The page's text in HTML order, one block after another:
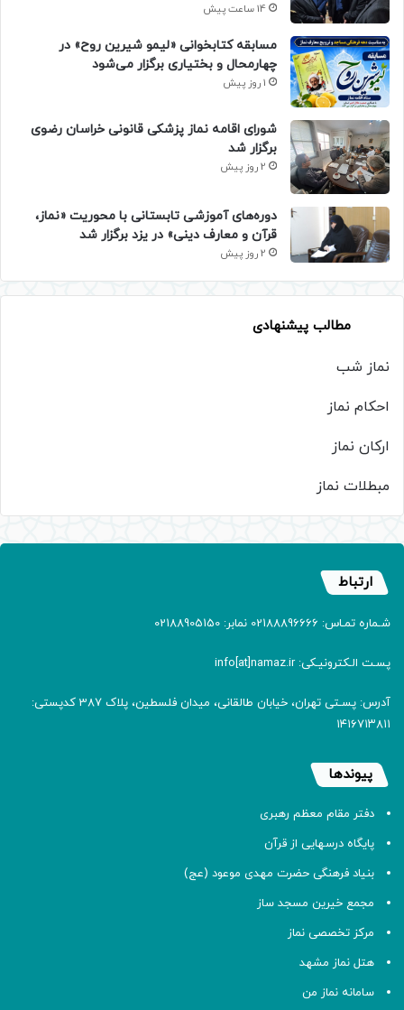
14 ساعت پیش
مسابقه کتابخوانی «لیمو شیرین روح» در
چهارمحال و بختیاری برگزار می‌شود
1 روز پیش
شورای اقامه نماز پزشکی قانونی خراسان رضوی
برگزار شد
2 روز پیش
دوره‌های آموزشی تابستانی با محوریت «نماز،
قرآن و معارف دینی» در یزد برگزار شد
2 روز پیش
مطالب پیشنهادی
نماز شب
احکام نماز
ارکان نماز
مبطلات نماز
ارتباط
شـماره تمـاس: 02188896666 نمابر: 02188905150
پسـت الـکترونیـکی: info[at]namaz.ir
آدرس: پسـتی تهران، خیابان طالقانی، میدان فلسطین، پلاک 387 کدپستی:
۱۴۱۶۷۱۳۸۱۱
پیوندها
دفتر مقام معظم رهبری
پایگاه درسهایی از قرآن
بنیاد فرهنگی حضرت مهدی موعود (عج)
مجمع خیرین مسجد ساز
مرکز تخصصی نماز
هتل نماز مشهد
سامانه نماز من